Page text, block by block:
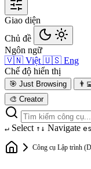
Giao diện
Chủ đề
Ngôn ngữ
🇻🇳 Việt 🇺🇸 Eng
Chế độ hiển thị
🎯 Just Browsing
🎨 Creator
↵ Select ↑↓ Navigate
Công cụ Lập trình